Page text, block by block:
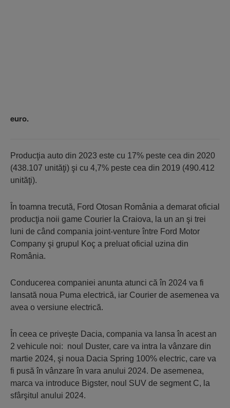
euro.
Producţia auto din 2023 este cu 17% peste cea din 2020
(438.107 unităţi) şi cu 4,7% peste cea din 2019 (490.412
unităţi).
În toamna trecută, Ford Otosan România a demarat oficial
producţia noii game Courier la Craiova, la un an şi trei
luni de când compania joint-venture între Ford Motor
Company şi grupul Koç a preluat oficial uzina din
România.
Conducerea companiei anunta atunci că în 2024 va fi
lansată noua Puma electrică, iar Courier de asemenea va
avea o versiune electrică.
În ceea ce priveşte Dacia, compania va lansa în acest an
2 vehicule noi: noul Duster, care va intra la vânzare din
martie 2024, şi noua Dacia Spring 100% electric, care va
fi pusă în vânzare în vara anului 2024. De asemenea,
marca va introduce Bigster, noul SUV de segment C, la
sfârşitul anului 2024.